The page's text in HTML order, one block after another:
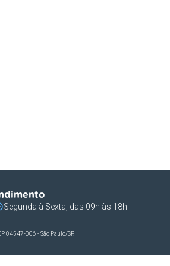
Segunda à Sexta, das 09h às 18h
04547-006 - São Paulo/SP.